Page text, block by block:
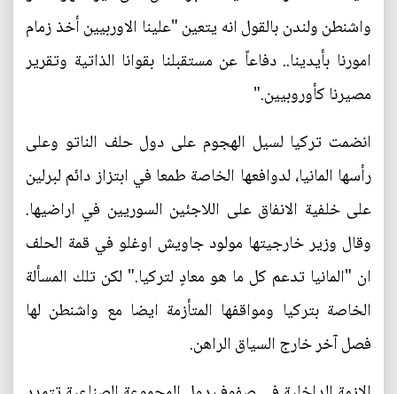
واشنطن ولندن بالقول انه يتعين "علينا الاوربيين أخذ زمام
امورنا بأيدينا.. دفاعاً عن مستقبلنا بقوانا الذاتية وتقرير
مصيرنا كأوروبيين."
انضمت تركيا لسيل الهجوم على دول حلف الناتو وعلى
رأسها المانيا، لدوافعها الخاصة طمعا في ابتزاز دائم لبرلين
على خلفية الانفاق على اللاجئين السوريين في اراضيها.
وقال وزير خارجيتها مولود جاويش اوغلو في قمة الحلف
ان "المانيا تدعم كل ما هو معادٍ لتركيا." لكن تلك المسألة
الخاصة بتركيا ومواقفها المتأزمة ايضا مع واشنطن لها
فصل آخر خارج السياق الراهن.